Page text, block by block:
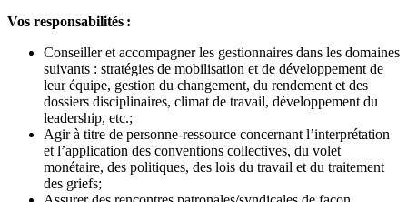
Vos responsabilités :
Conseiller et accompagner les gestionnaires dans les domaines
suivants : stratégies de mobilisation et de développement de
leur équipe, gestion du changement, du rendement et des
dossiers disciplinaires, climat de travail, développement du
leadership, etc.;
Agir à titre de personne-ressource concernant l’interprétation
et l’application des conventions collectives, du volet
monétaire, des politiques, des lois du travail et du traitement
des griefs;